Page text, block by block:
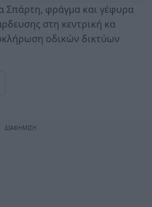
Σπάρτη, φράγμα και γέφυρα
στη κεντρική κα
οδικών δικτύων